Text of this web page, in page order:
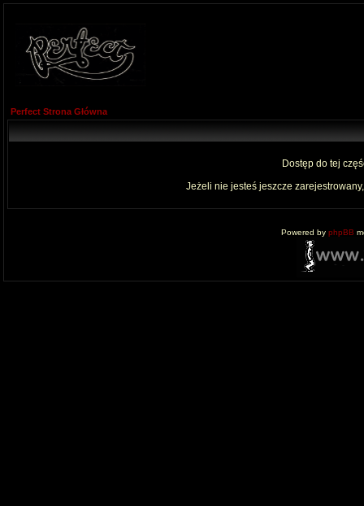
Perfect Strona Główna
Dostęp do tej
Jeżeli nie jesteś jeszcze
Powered by phpBB